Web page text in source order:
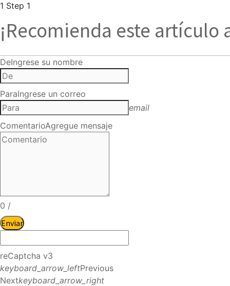
1 Step 1
¡Recomienda este artículo
DeIngrese su nombre
ParaIngrese un correo
email
ComentarioAgregue mensaje
0 /
Enviar
reCaptcha v3
keyboard_arrow_leftPrevious
Nextkeyboard_arrow_right